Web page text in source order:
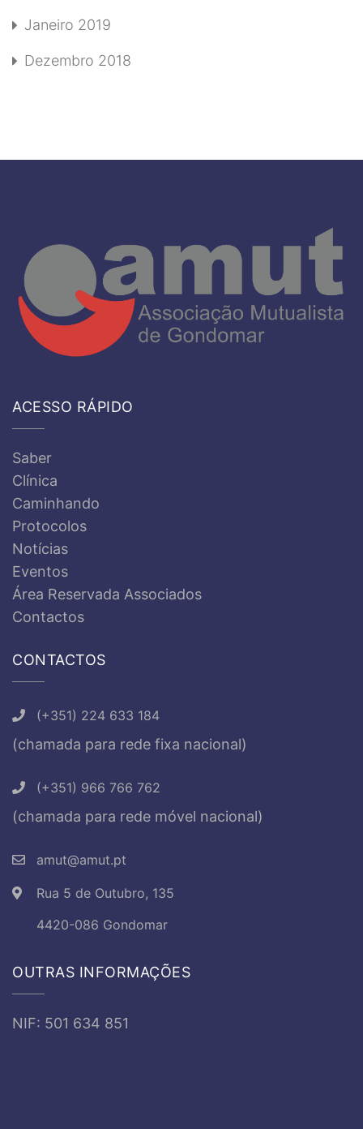
Janeiro 2019
Dezembro 2018
ACESSO RÁPIDO
Saber
Clínica
Caminhando
Protocolos
Notícias
Eventos
Área Reservada Associados
Contactos
CONTACTOS
(+351) 224 633 184
(chamada para rede fixa nacional)
(+351) 966 766 762
(chamada para rede móvel nacional)
amut@amut.pt
Rua 5 de Outubro, 135
4420-086 Gondomar
OUTRAS INFORMAÇÕES
NIF: 501 634 851